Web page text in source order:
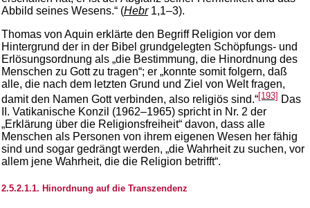
Abbild seines Wesens.“ (Hebr1,1–3).
Thomas von Aquin erklärte den Begriff Religion vor dem
Hintergrund der in der Bibel grundgelegten Schöpfungs- und
Erlösungsordnung als „die Bestimmung, die Hinordnung des
Menschen zu Gott zu tragen“; er „konnte somit folgern, daß
alle, die nach dem letzten Grund und Ziel von Welt fragen,
damit den Namen Gott verbinden, also religiös sind.“[193] Das
II. Vatikanische Konzil (1962–1965) spricht in Nr. 2 der
„Erklärung über die Religionsfreiheit“ davon, dass alle
Menschen als Personen von ihrem eigenen Wesen her fähig
sind und sogar gedrängt werden, „die Wahrheit zu suchen, vor
allem jene Wahrheit, die die Religion betrifft“.
2.5.2.1.1. Hinordnung auf die Transzendenz